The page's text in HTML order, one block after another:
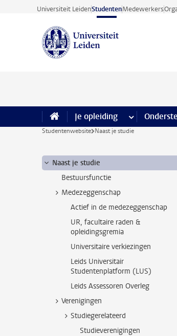
Ga direct naar de inhoud
Universiteit LeidenStudentenMedewerkers
Je opleiding meer Je
Studentenwebsite Naast je studie
Naast je studie
Bestuursfunctie
Medezeggenschap
Actief in de medezeggenschap
UR, facultaire raden &
opleidingsgremia
Universitaire verkiezingen
Leids Universitair
Studentenplatform (LUS)
Leids Assessoren Overleg
Verenigingen
Studiegerelateerd
Studieverenigingen